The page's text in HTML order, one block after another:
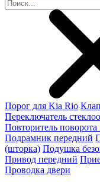
Порог для Kia Rio
Переключатель
Повторитель
Подрамник передний
(шторка) Подушка
Привод передний
Проводка двери